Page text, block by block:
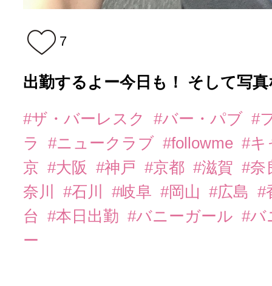
7
出勤するよー今日も！ そして写
#ザ・バーレスク #バー・パブ #
ラ
#ニュークラブ #followme #キ
京 #大阪 #神戸 #京都 #滋賀 #奈
奈川
#石川 #岐阜 #岡山 #広島
#
台
#本日出勤 #バニーガール #バ
ー